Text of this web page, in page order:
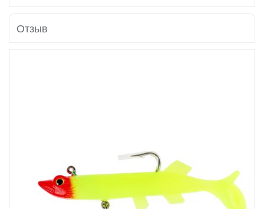
Отзыв